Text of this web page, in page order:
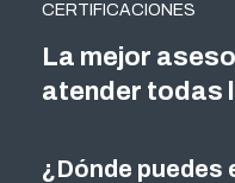
CERTIFICACIONES
¿Dónde
La mejor
atender todas